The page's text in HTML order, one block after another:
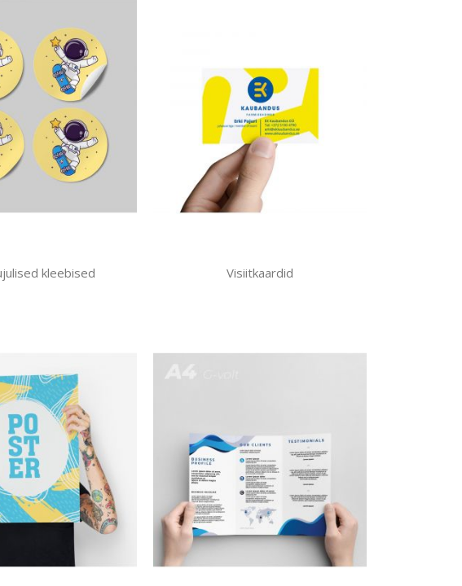
kleebised Visiitkaardid